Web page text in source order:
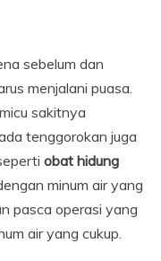
sebelum dan
menjalani puasa.
sakitnya
tenggorokan juga
obat hidung
minum air yang
pasca operasi yang
air yang cukup.